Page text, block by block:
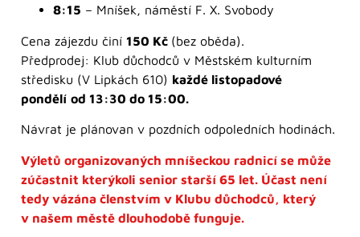
8:15 – Mníšek, náměstí F. X. Svobody
Cena zájezdu činí 150 Kč (bez oběda).
Předprodej: Klub důchodců v Městském kulturním
středisku (V Lipkách 610) každé listopadové
pondělí od 13:30 do 15:00.
Návrat je plánovan v pozdních odpoledních hodinách.
Výletů organizovaných mníšeckou radnicí se může
zúčastnit kterýkoli senior starší 65 let. Účast není
tedy vázána členstvím v Klubu důchodců, který
v našem městě dlouhodobě funguje.